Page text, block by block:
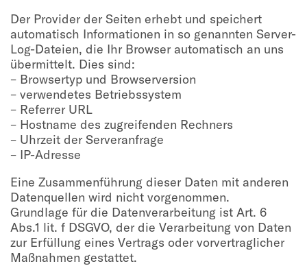
Der Provider der Seiten erhebt und speichert
automatisch Informationen in so genannten Server-
Log-Dateien, die Ihr Browser automatisch an uns
übermittelt. Dies sind:
– Browsertyp und Browserversion
– verwendetes Betriebssystem
– Referrer URL
– Hostname des zugreifenden Rechners
– Uhrzeit der Serveranfrage
– IP-Adresse
Eine Zusammenführung dieser Daten mit anderen
Datenquellen wird nicht vorgenommen.
Grundlage für die Datenverarbeitung ist Art. 6
Abs.1 lit. f DSGVO, der die Verarbeitung von Daten
zur Erfüllung eines Vertrags oder vorvertraglicher
Maßnahmen gestattet.